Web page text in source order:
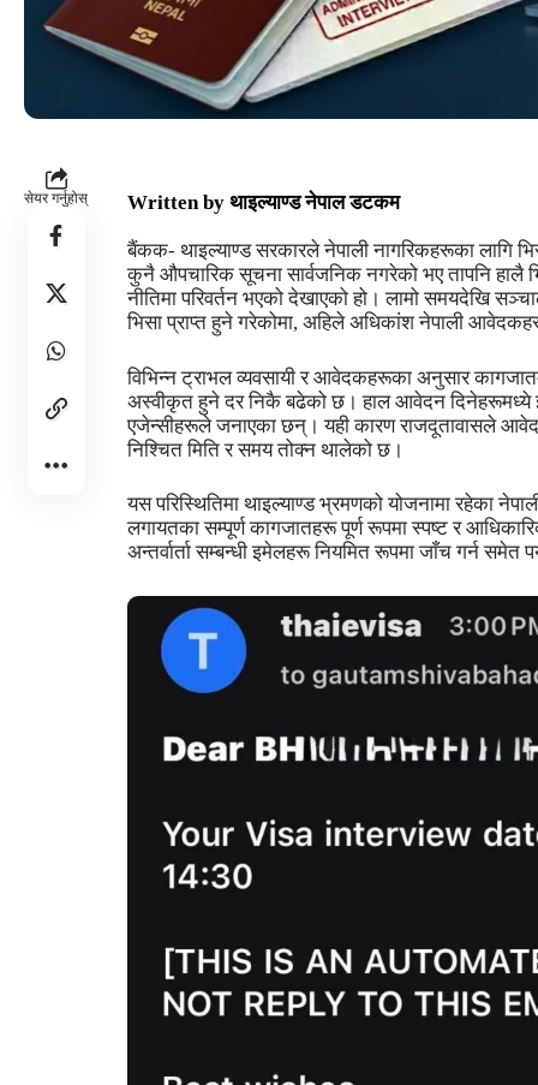
सेयर गर्नुहोस् Written by थाइल्याण्ड नेपाल डटकम
बैंकक- थाइल्याण्ड सरकारले नेपाली नागरिकहरूका लागि
कुनै औपचारिक सूचना सार्वजनिक नगरेको भए तापनि हालै
नीतिमा परिवर्तन भएको देखाएको हो। लामो समयदेखि
भिसा प्राप्त हुने गरेकोमा, अहिले अधिकांश नेपाली
विभिन्न ट्राभल व्यवसायी र आवेदकहरूका अनुसार
अस्वीकृत हुने दर निकै बढेको छ। हाल आवेदन
एजेन्सीहरूले जनाएका छन्। यही कारण राजदूतावासले
निश्चित मिति र समय तोक्न थालेको छ।
यस परिस्थितिमा थाइल्याण्ड भ्रमणको योजनामा रहेका
लगायतका सम्पूर्ण कागजातहरू पूर्ण रूपमा स्पष्ट र
अन्तर्वार्ता सम्बन्धी इमेलहरू नियमित रूपमा जाँच गर्न समेत